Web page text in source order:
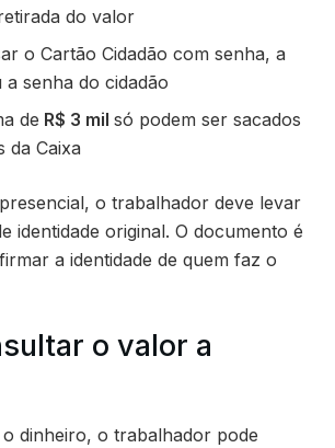
do valor
o Cartão Cidadão com senha, a
a senha do cidadão
de R$ 3 milsó podem ser sacados
da Caixa
o trabalhador deve levar
identidade original. O documento é
a identidade de quem faz o
o valor a
dinheiro, o trabalhador pode